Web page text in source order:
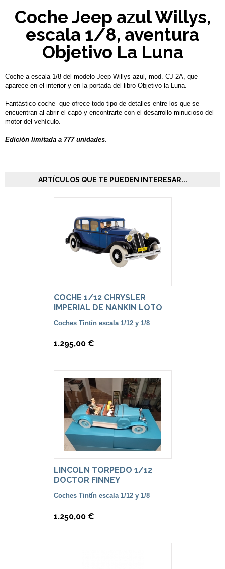
Coche Jeep azul Willys,
escala 1/8, aventura
Objetivo La Luna
Coche a escala 1/8 del modelo Jeep Willys azul, mod. CJ-2A, que
aparece en el interior y en la portada del libro Objetivo la Luna.
Fantástico coche que ofrece todo tipo de detalles entre los que se
encuentran al abrir el capó y encontrarte con el desarrollo minucioso del
motor del vehículo.
Edición limitada a 777 unidades
ARTÍCULOS QUE TE PUEDEN INTERESAR...
COCHE 1/12 CHRYSLER
IMPERIAL DE NANKIN LOTO
Coches Tintín escala 1/12 y 1/8
1.295,00 €
LINCOLN TORPEDO 1/12
DOCTOR FINNEY
Coches Tintín escala 1/12 y 1/8
1.250,00 €